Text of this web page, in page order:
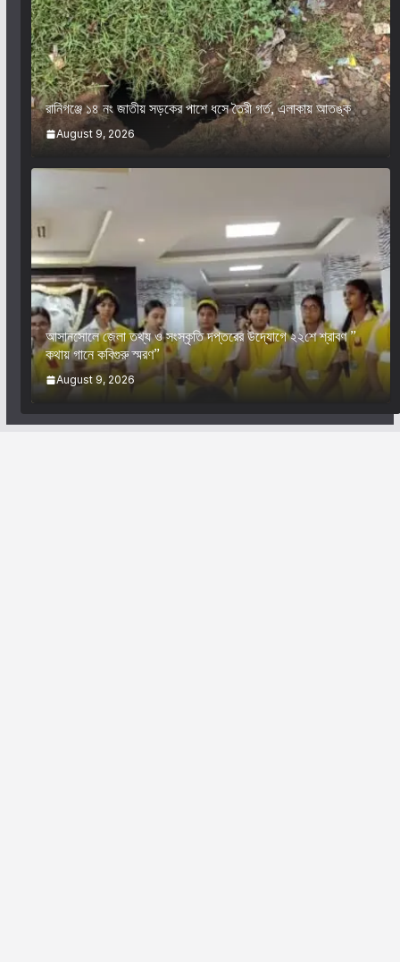
রানিগঞ্জে ১৪ নং জাতীয় সড়কের পাশে ধসে তৈরী গর্ত, এলাকায় আতঙ্ক
August 9, 2026
আসানসোলে জেলা তথ্য ও সংস্কৃতি দপ্তরের উদ্যোগে ২২শে শ্রাবণ ”
কথায় গানে কবিগুরু স্মরণ”
August 9, 2026